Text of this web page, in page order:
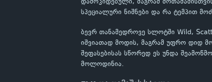
დამოკიდებული, მაგრამ
სპეციალური ნიშნები და რა ტემპით
ბევრ თანამედროვე სლოტში Wild,
იშვიათად მოდის, მაგრამ უფრო დიდ
შეფასებისას სწორედ ეს უნდა
მოლოდინია.